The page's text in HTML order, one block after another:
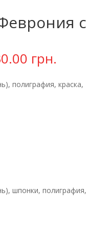
с
грн.
полиграфия, краска,
шпонки, полиграфия,